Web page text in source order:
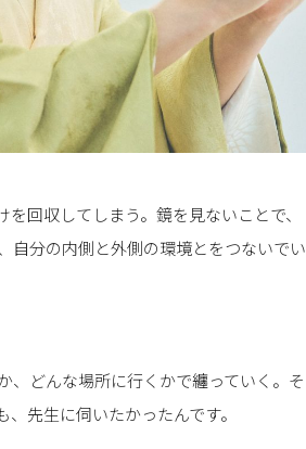
回収してしまう。鏡を見ないことで、
自分の内側と外側の環境とをつないでい
、どんな場所に行くかで纏っていく。そ
先生に伺いたかったんです。